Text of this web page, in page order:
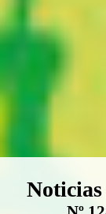
Boletín